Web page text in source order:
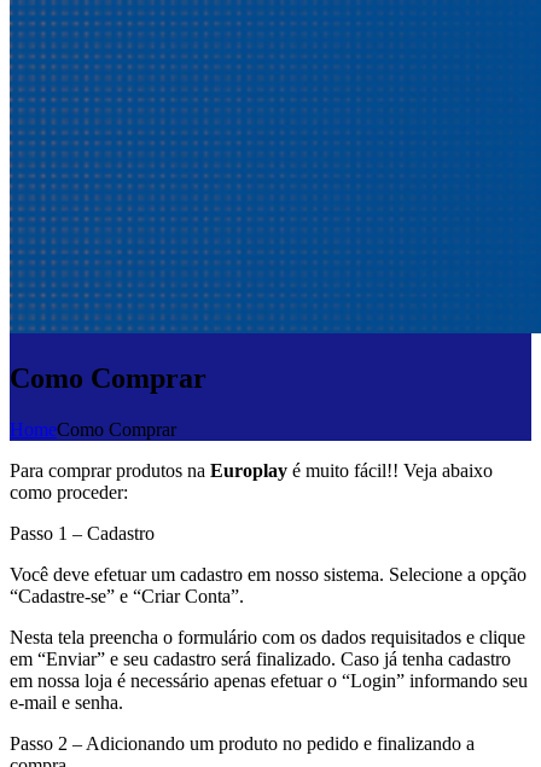
Como Comprar
HomeComo Comprar
Para comprar produtos na Europlay é muito fácil!! Veja abaixo
como proceder:
Passo 1 – Cadastro
Você deve efetuar um cadastro em nosso sistema. Selecione a opção
“Cadastre-se” e “Criar Conta”.
Nesta tela preencha o formulário com os dados requisitados e clique
em “Enviar” e seu cadastro será finalizado. Caso já tenha cadastro
em nossa loja é necessário apenas efetuar o “Login” informando seu
e-mail e senha.
Passo 2 – Adicionando um produto no pedido e finalizando a